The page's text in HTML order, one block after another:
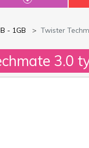
- 1GB Twister
3.0